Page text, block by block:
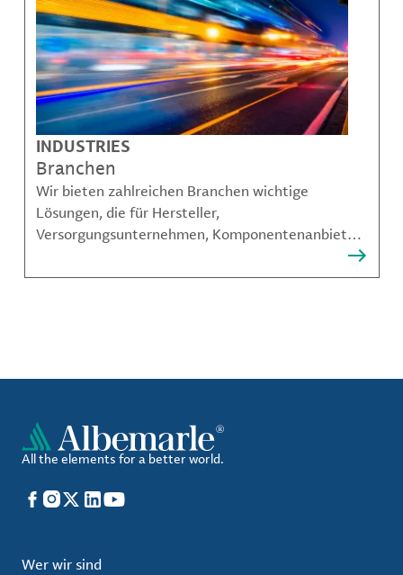
INDUSTRIES
Branchen
Wir bieten zahlreichen Branchen wichtige
Lösungen, die für Hersteller,
Versorgungsunternehmen, Komponentenanbieter,
Akteure unerlässlich sind.
All the elements for a better world.
Facebook
Instagram
X LinkedIn
YouTube
Wer wir sind